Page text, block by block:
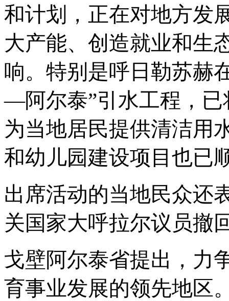
和计划，正在对地方发
大产能、创造就业和生
响。特别是呼日勒苏赫
—阿尔泰”引水工程，已
为当地居民提供清洁用
和幼儿园建设项目也已
出席活动的当地民众还
关国家大呼拉尔议员撤
戈壁阿尔泰省提出，力
育事业发展的领先地区